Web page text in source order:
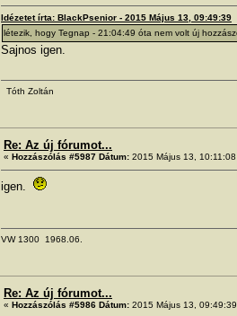
Idézetet írta: BlackPsenior - 2015 Május 13, 09:49:39
létezik, hogy Tegnap - 21:04:49 óta nem volt új
Sajnos igen.
Tóth Zoltán
Re: Az új fórumot...
« Hozzászólás #5987 Dátum: 2015 Május 13,
igen.
VW 1300 1968.06.
Re: Az új fórumot...
« Hozzászólás #5986 Dátum: 2015 Május 13,